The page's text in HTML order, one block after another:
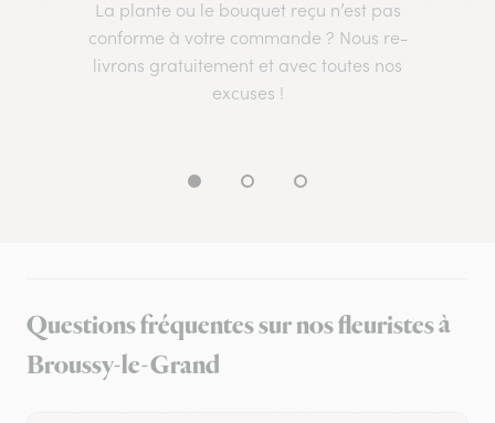
La plante ou le bouquet reçu n’est pas
conforme à votre commande ? Nous re-
livrons gratuitement et avec toutes nos
excuses !
Questions fréquentes sur nos fleuristes à
Broussy-le-Grand